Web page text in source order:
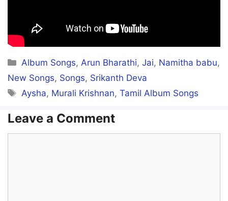
Categories
Album Songs, Arun Bharathi,Jai, Namitha babu,
New Songs, Songs, Srikanth Deva
Tags
Aysha, Murali Krishnan,Tamil Album Songs
Leave a Comment